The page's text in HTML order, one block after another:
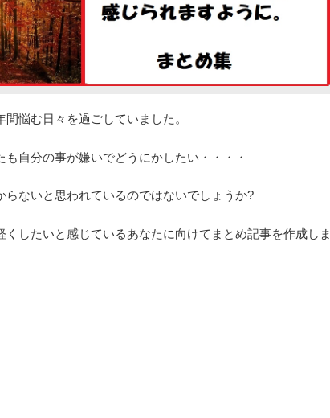
悩む日々を過ごしていました。
自分の事が嫌いでどうにかしたい・・・・
らないと思われているのではないでしょうか?
くしたいと感じているあなたに向けてまとめ記事を作成しま